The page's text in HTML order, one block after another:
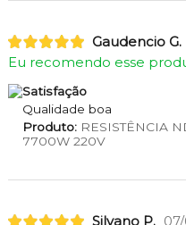
Gaudencio G.
Eu recomendo esse
Satisfação
Qualidade boa
Produto:RESISTÊNCIA
7700W 220V
Silvano P.